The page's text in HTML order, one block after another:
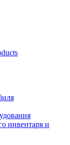
инвентаря и